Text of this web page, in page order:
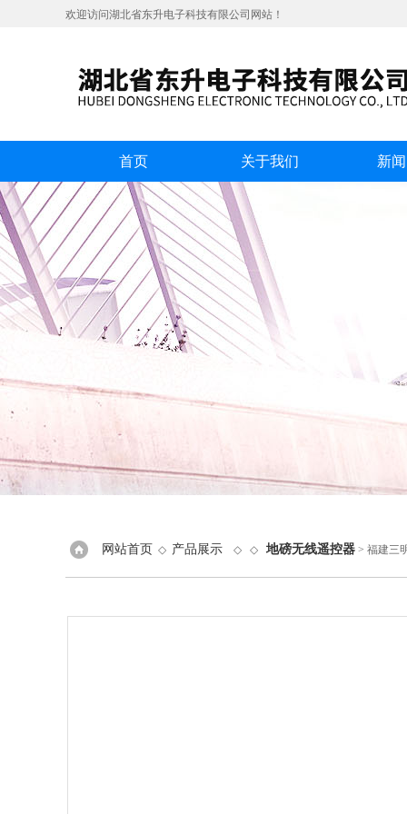
欢迎访问湖北省东升电子科技有限公司网站！
首页 关于我们 新
网站首页 ◇ 产品展示 ◇ ◇ 地磅无线遥控器 > 福建三